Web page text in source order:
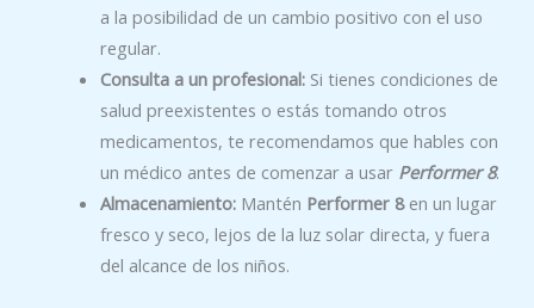
a la posibilidad de un cambio positivo con el uso
regular.
Consulta a un profesional:Si tienes condiciones de
salud preexistentes o estás tomando otros
medicamentos, te recomendamos que hables con
un médico antes de comenzar a usar Performer 8.
Almacenamiento:Mantén Performer 8en un lugar
fresco y seco, lejos de la luz solar directa, y fuera
del alcance de los niños.